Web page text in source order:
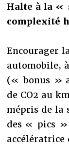
Halte à la «
complexité
Encourager
automobile,
(« bonus »
de CO2 au
mépris de la
des « pics »
accélératrice